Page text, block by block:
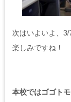
次はいよいよ、3/
楽しみですね！
本校ではゴゴト